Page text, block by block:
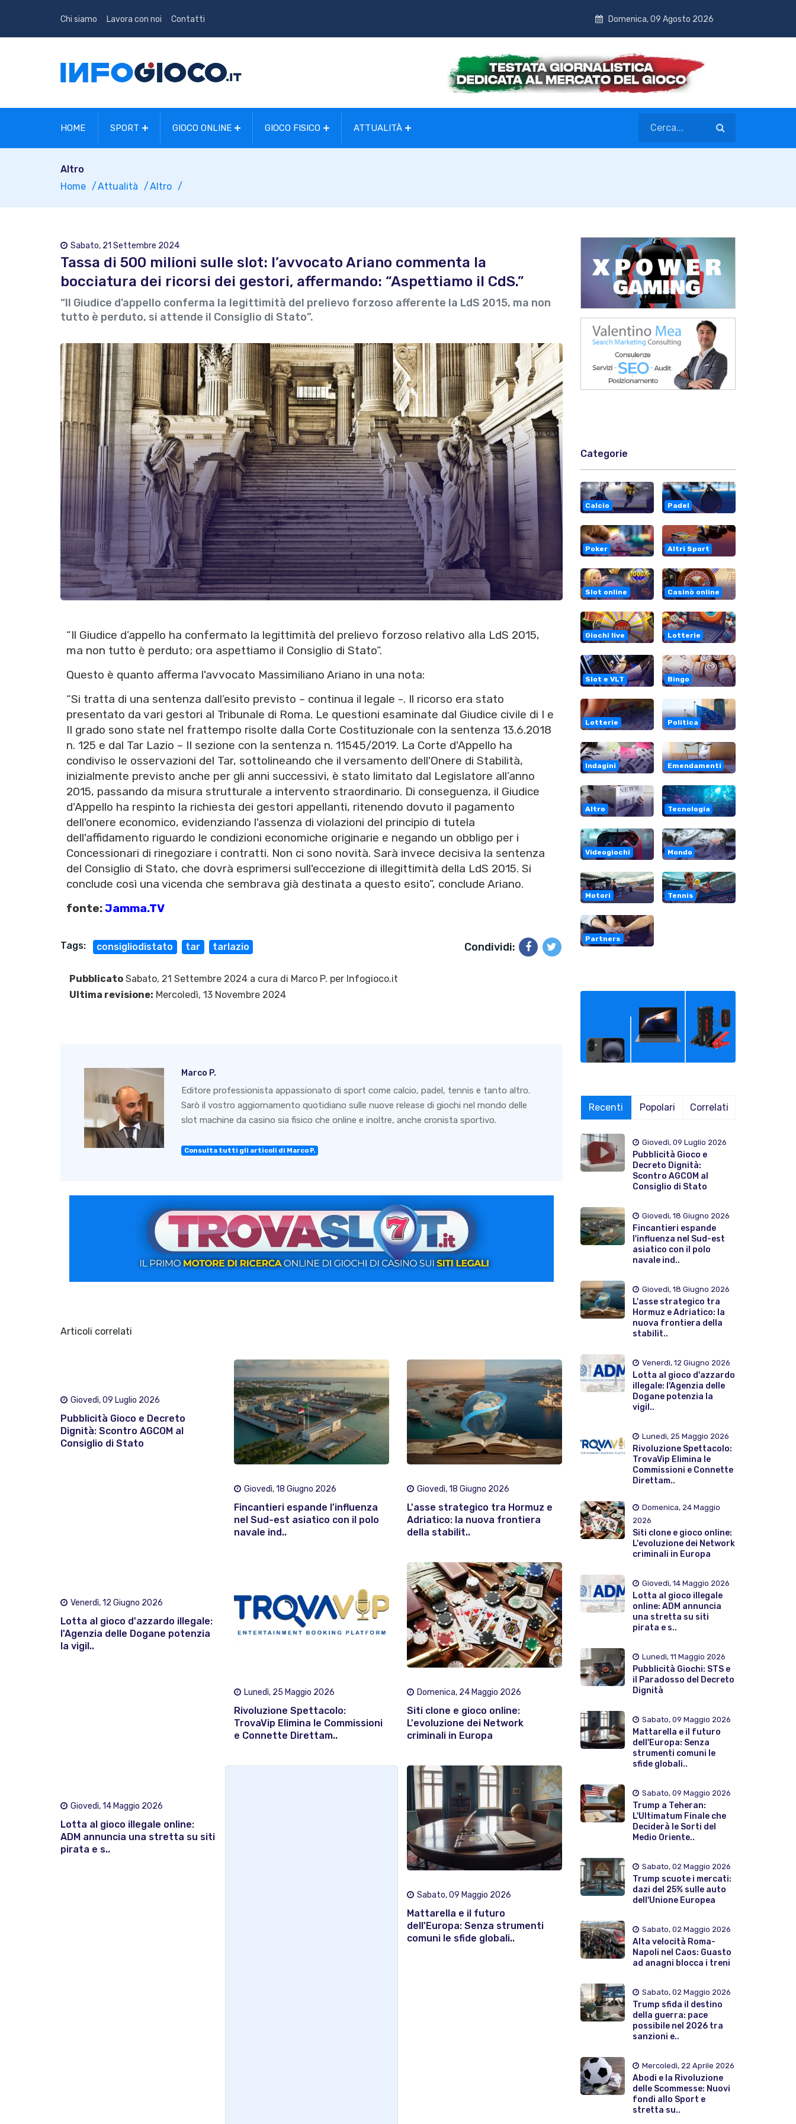
Chi siamo Lavora con noi Contatti Domenica, 09 Agosto 2026
HOME SPORT GIOCO ONLINE GIOCO FISICO ATTUALITÀ
Altro
Home
Attualità Altro
Sabato, 21 Settembre 2024
Tassa di 500 milioni sulle slot: l’avvocato Ariano commenta la
bocciatura dei ricorsi dei gestori, affermando: “Aspettiamo il CdS.”
“Il Giudice d’appello conferma la legittimità del prelievo forzoso afferente la LdS 2015, ma non
tutto è perduto, si attende il Consiglio di Stato”.
“Il Giudice d’appello ha confermato la legittimità del prelievo forzoso relativo alla LdS 2015,
ma non tutto è perduto; ora aspettiamo il Consiglio di Stato”.
Questo è quanto afferma l'avvocato Massimiliano Ariano in una nota:
“Si tratta di una sentenza dall’esito previsto – continua il legale -. Il ricorso era stato
presentato da vari gestori al Tribunale di Roma. Le questioni esaminate dal Giudice civile di I e
II grado sono state nel frattempo risolte dalla Corte Costituzionale con la sentenza 13.6.2018
n. 125 e dal Tar Lazio – II sezione con la sentenza n. 11545/2019. La Corte d'Appello ha
condiviso le osservazioni del Tar, sottolineando che il versamento dell'Onere di Stabilità,
inizialmente previsto anche per gli anni successivi, è stato limitato dal Legislatore all’anno
2015, passando da misura strutturale a intervento straordinario. Di conseguenza, il Giudice
d'Appello ha respinto la richiesta dei gestori appellanti, ritenendo dovuto il pagamento
dell'onere economico, evidenziando l'assenza di violazioni del principio di tutela
dell'affidamento riguardo le condizioni economiche originarie e negando un obbligo per i
Concessionari di rinegoziare i contratti. Non ci sono novità. Sarà invece decisiva la sentenza
del Consiglio di Stato, che dovrà esprimersi sull'eccezione di illegittimità della LdS 2015. Si
conclude così una vicenda che sembrava già destinata a questo esito”, conclude Ariano.
fonte:Jamma.TV
Tags: consigliodistato tar tarlazio Condividi:
Pubblicato Sabato, 21 Settembre 2024 a cura di Marco P. per Infogioco.it
Ultima revisione: Mercoledì, 13 Novembre 2024
Marco P.
Editore professionista appassionato di sport come calcio, padel, tennis e tanto altro.
Sarò il vostro aggiornamento quotidiano sulle nuove release di giochi nel mondo delle
slot machine da casino sia fisico che online e inoltre, anche cronista sportivo.
Consulta tutti gli articoli di Marco P.
Articoli correlati
Giovedì, 09 Luglio 2026
Pubblicità Gioco e Decreto
Dignità: Scontro AGCOM al
Consiglio di Stato
Giovedì, 18 Giugno 2026
Fincantieri espande l'influenza
nel Sud-est asiatico con il polo
navale ind..
Giovedì, 18 Giugno 2026
L'asse strategico tra Hormuz e
Adriatico: la nuova frontiera
della stabilit..
Venerdì, 12 Giugno 2026
Lotta al gioco d'azzardo illegale:
l'Agenzia delle Dogane potenzia
la vigil..
Lunedì, 25 Maggio 2026
Rivoluzione Spettacolo:
TrovaVip Elimina le Commissioni
e Connette Direttam..
Domenica, 24 Maggio 2026
Siti clone e gioco online:
L'evoluzione dei Network
criminali in Europa
Giovedì, 14 Maggio 2026
Lotta al gioco illegale online:
ADM annuncia una stretta su siti
pirata e s..
Sabato, 09 Maggio 2026
Mattarella e il futuro
dell'Europa: Senza strumenti
comuni le sfide globali..
Categorie
Calcio Padel
Poker Altri Sport
Slot online Casinò online
Giochi live Lotterie
Slot e VLT Bingo
Lotterie Politica
Indagini Emendamenti
Altro Tecnologia
Videogiochi Mondo
Motori Tennis
Partners
Recenti Popolari Correlati
Giovedì, 09 Luglio 2026
Pubblicità Gioco e
Decreto Dignità:
Scontro AGCOM al
Consiglio di Stato
Giovedì, 18 Giugno 2026
Fincantieri espande
l'influenza nel Sud-est
asiatico con il polo
navale ind..
Giovedì, 18 Giugno 2026
L'asse strategico tra
Hormuz e Adriatico: la
nuova frontiera della
stabilit..
Venerdì, 12 Giugno 2026
Lotta al gioco d'azzardo
illegale: l'Agenzia delle
Dogane potenzia la
vigil..
Lunedì, 25 Maggio 2026
Rivoluzione Spettacolo:
TrovaVip Elimina le
Commissioni e Connette
Direttam..
Domenica, 24 Maggio
2026
Siti clone e gioco online:
L'evoluzione dei Network
criminali in Europa
Giovedì, 14 Maggio 2026
Lotta al gioco illegale
online: ADM annuncia
una stretta su siti
pirata e s..
Lunedì, 11 Maggio 2026
Pubblicità Giochi: STS e
il Paradosso del Decreto
Dignità
Sabato, 09 Maggio 2026
Mattarella e il futuro
dell'Europa: Senza
strumenti comuni le
sfide globali..
Sabato, 09 Maggio 2026
Trump a Teheran:
L'Ultimatum Finale che
Deciderà le Sorti del
Medio Oriente..
Sabato, 02 Maggio 2026
Trump scuote i mercati:
dazi del 25% sulle auto
dell'Unione Europea
Sabato, 02 Maggio 2026
Alta velocità Roma-
Napoli nel Caos: Guasto
ad anagni blocca i treni
Sabato, 02 Maggio 2026
Trump sfida il destino
della guerra: pace
possibile nel 2026 tra
sanzioni e..
Mercoledì, 22 Aprile 2026
Abodi e la Rivoluzione
delle Scommesse: Nuovi
fondi allo Sport e
stretta su..